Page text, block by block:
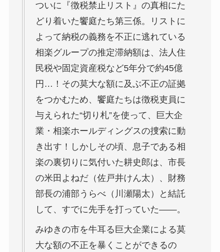
ついに『徴税禁止リスト』の真相にた
どり着いた饗庭たち第三係。リストに
よって納税の義務を不正に逃れている
相楽グループの推定滞納額は、法人住
民税や固定資産税など5年分で約45億
円…！その莫大な額に及ぶ不正の証拠
をつかむため、饗庭たちは徴税吏員に
与えられた“切り札”を使って、巨大企
業・相楽ホールディングスの捜索に動
き出す！しかしその頃、息子である相
楽の裏切りに気付いた耕史郎は、市長
の米田よねだ（佐戸井けん太）、財務
部長の浦部うらべ（川瀬陽太）と結託
して、すでに先手を打っていた――。
みゆきの市を牛耳る巨大企業による莫
大な額の不正を暴くことができるの